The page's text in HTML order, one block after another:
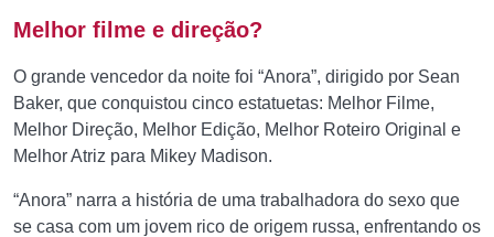
Melhor filme e direção?
O grande vencedor da noite foi “Anora”, dirigido por Sean
Baker, que conquistou cinco estatuetas: Melhor Filme,
Melhor Direção, Melhor Edição, Melhor Roteiro Original e
Melhor Atriz para Mikey Madison.
“Anora” narra a história de uma trabalhadora do sexo que
se casa com um jovem rico de origem russa, enfrentando os